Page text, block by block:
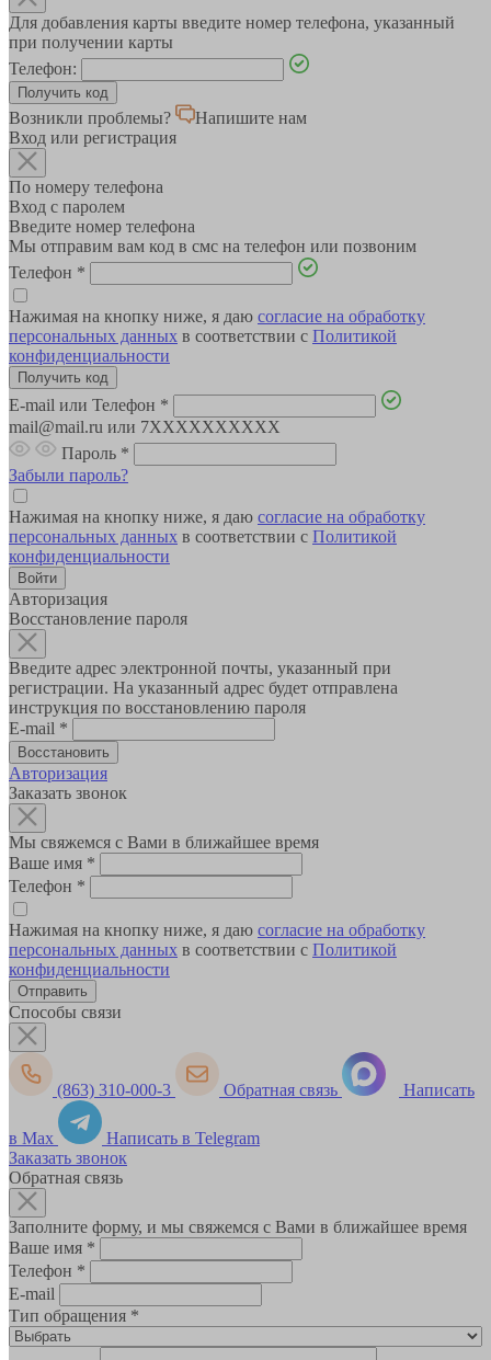
Для добавления карты введите номер телефона, указанный
при получении карты
Телефон:
Возникли проблемы?
Напишите нам
Вход или регистрация
По номеру телефона
Вход с паролем
Введите номер телефона
Мы отправим вам код в смс на телефон или позвоним
Телефон *
Нажимая на кнопку ниже, я даю согласие на обработку
персональных данных в соответствии с Политикой
конфиденциальности
E-mail или Телефон *
mail@mail.ru или 7XXXXXXXXXX
Пароль *
Забыли пароль?
Нажимая на кнопку ниже, я даю согласие на обработку
персональных данных в соответствии с Политикой
конфиденциальности
Авторизация
Восстановление пароля
Введите адрес электронной почты, указанный при
регистрации. На указанный адрес будет отправлена
инструкция по восстановлению пароля
E-mail *
Авторизация
Заказать звонок
Мы свяжемся с Вами в ближайшее время
Ваше имя *
Телефон *
Нажимая на кнопку ниже, я даю согласие на обработку
персональных данных в соответствии с Политикой
конфиденциальности
Способы связи
(863) 310-000-3 Обратная связь Написать
в Max
Написать в Telegram
Заказать звонок
Обратная связь
Заполните форму, и мы свяжемся с Вами в ближайшее время
Ваше имя *
Телефон *
E-mail
Тип обращения *